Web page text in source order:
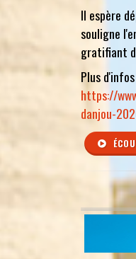
Il espère
souligne
gratifiant
Plus
https://
danjou-